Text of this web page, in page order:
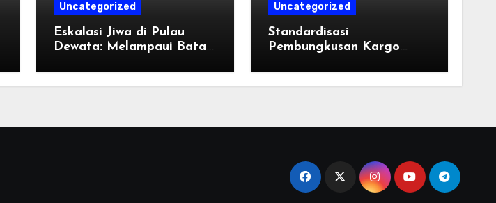
Uncategorized
Eskalasi Jiwa di Pulau
Dewata: Melampaui Batas
Tahun 2026
Uncategorized
Standardisasi
Pembungkusan Kargo
Tali Strapping Plastik